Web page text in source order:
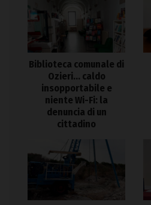
Biblioteca comunale di
Ozieri… caldo
insopportabile e
niente Wi-Fi: la
denuncia di un
cittadino